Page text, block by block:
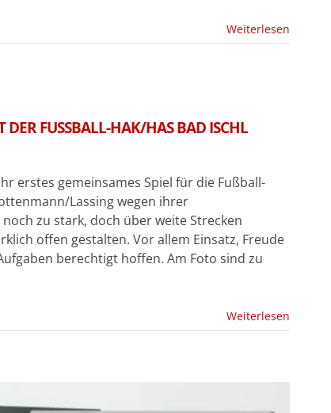
Weiterlesen
FUSSBALL-HAK/HAS BAD ISCHL
erstes gemeinsames Spiel für die Fußball-
Lassing wegen ihrer
zu stark, doch über weite Strecken
offen gestalten. Vor allem Einsatz, Freude
berechtigt hoffen. Am Foto sind zu
Weiterlesen